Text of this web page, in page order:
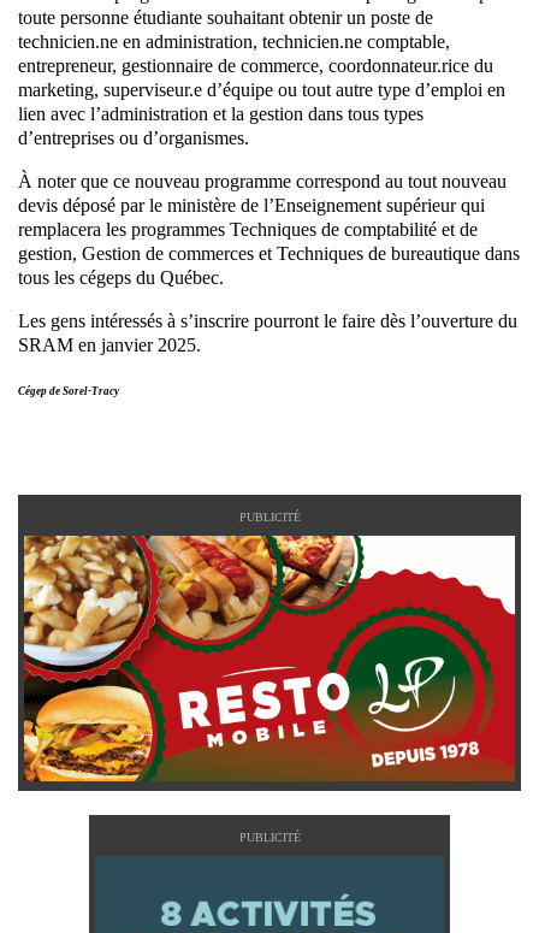
toute personne étudiante souhaitant obtenir un poste de
technicien.ne en administration, technicien.ne comptable,
entrepreneur, gestionnaire de commerce, coordonnateur.rice du
marketing, superviseur.e d’équipe ou tout autre type d’emploi en
lien avec l’administration et la gestion dans tous types
d’entreprises ou d’organismes.
À noter que ce nouveau programme correspond au tout nouveau
devis déposé par le ministère de l’Enseignement supérieur qui
remplacera les programmes Techniques de comptabilité et de
gestion, Gestion de commerces et Techniques de bureautique dans
tous les cégeps du Québec.
Les gens intéressés à s’inscrire pourront le faire dès l’ouverture du
SRAM en janvier 2025.
Cégep de Sorel-Tracy
PUBLICITÉ
PUBLICITÉ